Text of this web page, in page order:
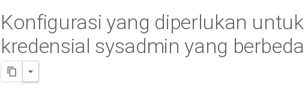
Konfigurasi yang diperlukan untuk
kredensial sysadmin yang